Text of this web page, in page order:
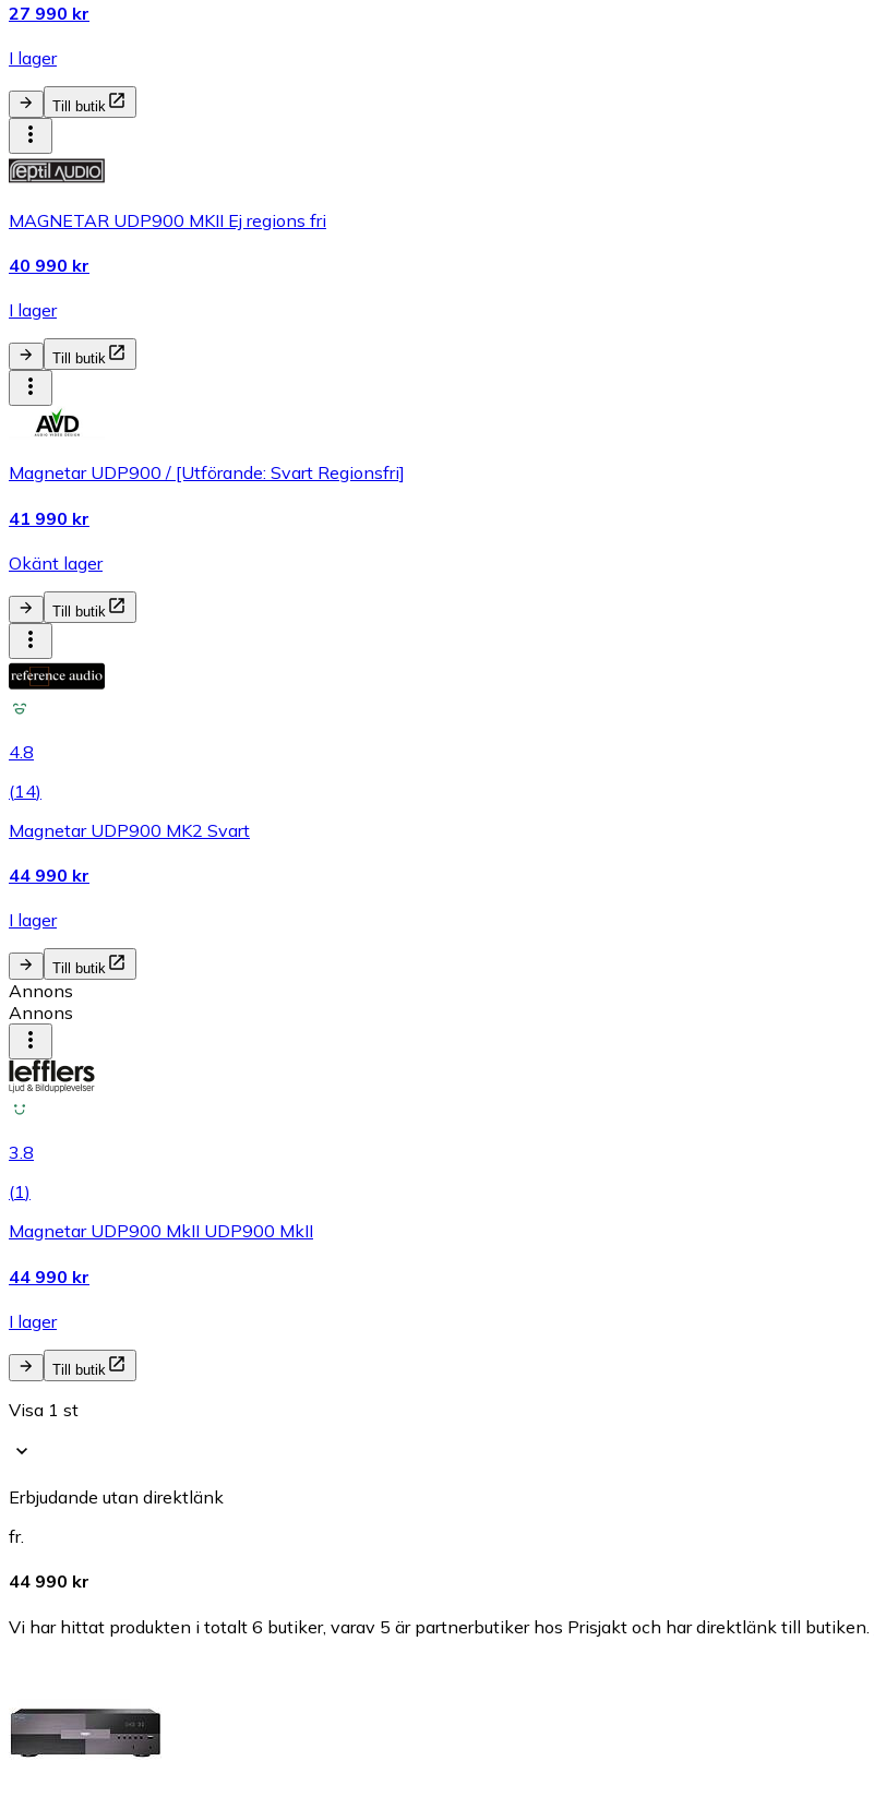
27 990 kr
I lager
Till butik
MAGNETAR UDP900 MKII Ej regions fri
40 990 kr
I lager
Till butik
Magnetar UDP900 / [Utförande: Svart Regionsfri]
41 990 kr
Okänt lager
Till butik
4.8
(14)
Magnetar UDP900 MK2 Svart
44 990 kr
I lager
Till butik
Annons
Annons
3.8
(1)
Magnetar UDP900 MkII UDP900 MkII
44 990 kr
I lager
Till butik
Visa 1 st
Erbjudande utan direktlänk
fr.
44 990 kr
Vi har hittat produkten i totalt 6 butiker, varav 5 är partnerbutiker hos Prisjakt och har direktlänk till butiken.